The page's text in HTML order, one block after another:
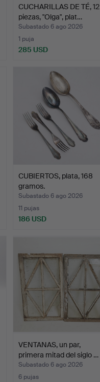
CUCHARILLAS DE TÉ, 12
piezas, "Olga", plat…
Subastado 6 ago 2026
1 puja
285 USD
CUBIERTOS, plata, 168
gramos.
Subastado 6 ago 2026
11 pujas
186 USD
VENTANAS, un par,
primera mitad del siglo …
Subastado 6 ago 2026
6 pujas